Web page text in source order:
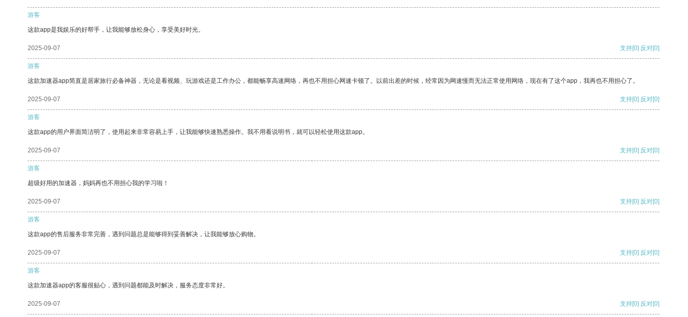
游客
这款app是我娱乐的好帮手，让我能够放松身心，享受美好时光。
2025-09-07 支持[0] 反对[0]
游客
这款加速器app简直是居家旅行必备神器，无论是看视频、玩游戏还是工作办公，都能畅享高速网络，再也不用担心网速卡顿了。以前出差的时候，经常因为网速慢而无法正常使用网络，现在有了这个app，我再也不用担心了。
2025-09-07 支持[0] 反对[0]
游客
这款app的用户界面简洁明了，使用起来非常容易上手，让我能够快速熟悉操作。我不用看说明书，就可以轻松使用这款app。
2025-09-07 支持[0] 反对[0]
游客
超级好用的加速器，妈妈再也不用担心我的学习啦！
2025-09-07 支持[0] 反对[0]
游客
这款app的售后服务非常完善，遇到问题总是能够得到妥善解决，让我能够放心购物。
2025-09-07 支持[0] 反对[0]
游客
这款加速器app的客服很贴心，遇到问题都能及时解决，服务态度非常好。
2025-09-07 支持[0] 反对[0]